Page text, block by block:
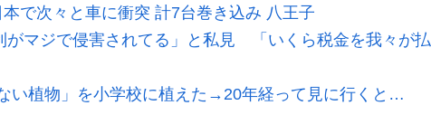
で次々と車に衝突 計7台巻き込み 八王子
がマジで侵害されてる」と私見 「いくら税金を我々が払
い植物」を小学校に植えた→20年経って見に行くと…